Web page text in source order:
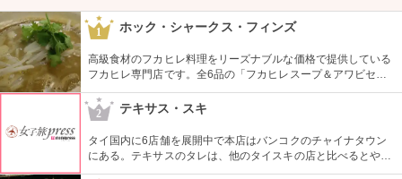
1 ホック・シャークス・フィンズ
高級食材のフカヒレ料理をリーズナブルな価格で提供している
フカヒレ専門店です。全6品の「フカヒレスープ＆アワビセッ
ト」は、濃厚なこってりとしたフカヒレスープと、ボリューム
たっぷりのアワビご飯を食べる事ができる人気メニューです。
2 テキサス・スキ
タイ国内に6店舗を展開中で本店はバンコクのチャイナタウン
にある。テキサスのタレは、他のタイスキの店と比べるとやや
甘さ抑え目の辛めなので辛い人にはぴったり。また、約20種類